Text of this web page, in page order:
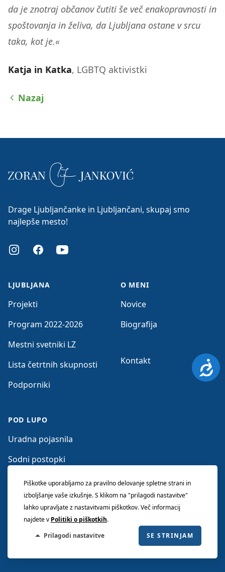
da je znotraj občanov čutiti še več enakopravnosti in
spoštovanja in želiva, da Ljubljana ostane v srcu
taka, kot je.«
Katja in Katka, LGBTQ aktivistki
Nazaj
Drage Ljubljančanke in Ljubljančani, skupaj smo
najlepše mesto!
InstagramFacebookYoutube
LJUBLJANA
Projekti
Program 2022-2026
Mestni svetniki LZ
Lista četrtnih skupnosti
Podporniki
POD LUPO
Uradna pojasnila
Sodni postopki
Očitki nasprotnikov
O MENI
Novice
Biografija
Kontakt
© 2026 LISTA ZORANA JANKOVIĆA. Vse pravice
Piškotke uporabljamo za pravilno delovanje spletne strani in
izboljšanje vaše izkušnje. S klikom na "prilagodi nastavitve"
lahko upravljate z nastavitvami piškotkov. Več informacij
najdete v Politiki o piškotkih.
Prilagodi nastavitve
SE STRINJAM